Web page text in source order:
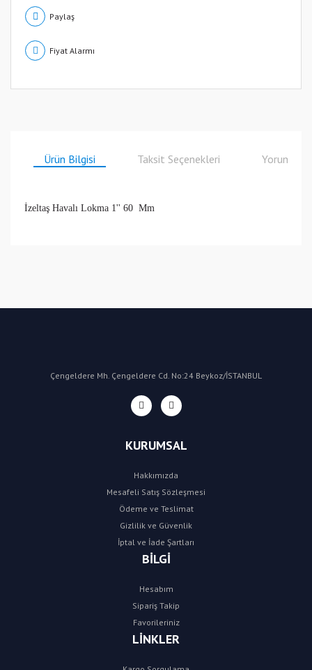
Paylaş
Fiyat Alarmı
Ürün Bilgisi Taksit Seçenekleri Yorumlar
İzeltaş Havalı Lokma 1'' 60 Mm
Çengeldere Mh. Çengeldere Cd. No:24 Beykoz/İSTANBUL
KURUMSAL
Hakkımızda
Mesafeli Satış Sözleşmesi
Ödeme ve Teslimat
Gizlilik ve Güvenlik
İptal ve İade Şartları
BİLGİ
Hesabım
Sipariş Takip
Favorileriniz
LİNKLER